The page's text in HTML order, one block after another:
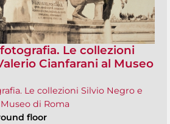
Le collezioni
Cianfarani al Museo
Le collezioni Silvio Negro e
di Roma
floor